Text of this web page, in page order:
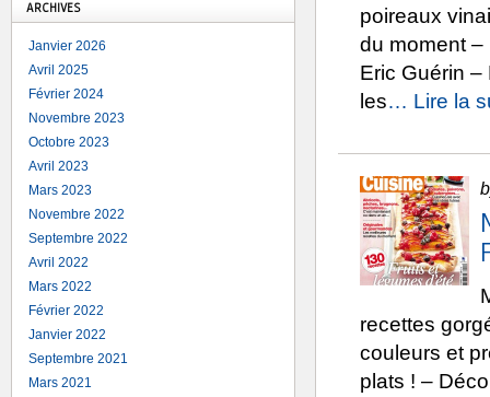
poireaux
du moment
Eric Guérin
les… Lire la
recettes
couleurs et
plats ! –
ARCHIVES
Janvier 2026
Avril 2025
Février 2024
Novembre 2023
Octobre 2023
Avril 2023
Mars 2023
Novembre 2022
Septembre 2022
Avril 2022
Mars 2022
Février 2022
Janvier 2022
Septembre 2021
Mars 2021